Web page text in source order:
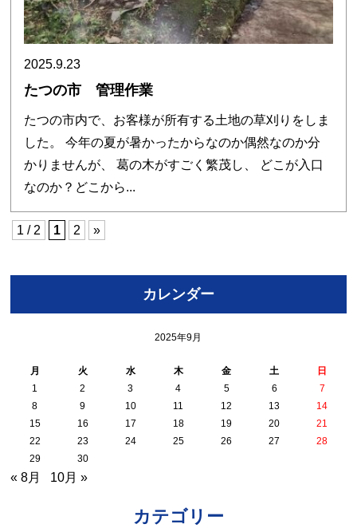
2025.9.23
たつの市 管理作業
たつの市内で、お客様が所有する土地の草刈りをしま
した。 今年の夏が暑かったからなのか偶然なのか分
かりませんが、 葛の木がすごく繁茂し、 どこが入口
なのか？どこから...
1 / 2 1 2 »
カレンダー
2025年9月
月 火 水 木 金 土
日
1
2 3 4 5 6
7
8
9 10 11 12 13
14
15
16 17 18 19 20
21
22
23 24 25 26 27
28
29
30
« 8月 10月 »
カテゴリー